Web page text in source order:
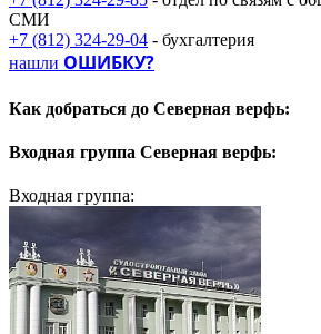
СМИ
+7 (812) 324-29-04 - бухгалтерия
нашли ОШИБКУ?
Как добраться до Северная верфь:
Входная группа Северная верфь:
Входная группа: